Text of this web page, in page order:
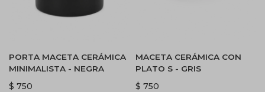
PORTA MACETA CERÁMICA
MINIMALISTA - NEGRA
$ 750
MACETA CERÁMICA CON
PLATO S - GRIS
$ 750